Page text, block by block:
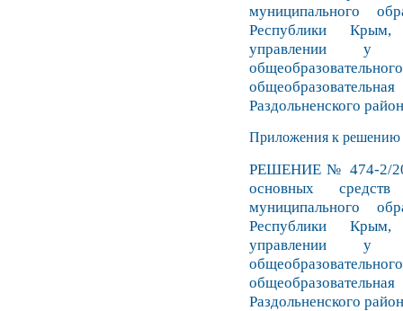
муниципального
Республики
управлении у
Раздольненского
Приложения к решению
РЕШЕНИЕ № 474-2/20
основных средств
муниципального
Республики
управлении у
Раздольненского